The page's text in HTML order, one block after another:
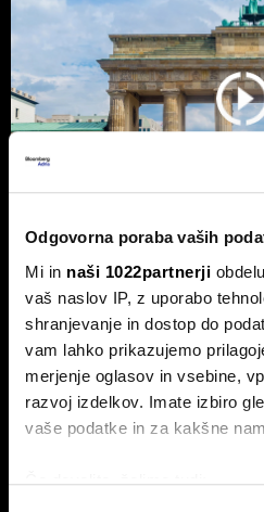
Odgovorna poraba vaših
Mi in naši 1022partnerji
vaš naslov IP, z uporabo
shranjevanje in dostop do
vam lahko prikazujemo
merjenje oglasov in vsebine,
razvoj izdelkov. Imate izbiro
vaše podatke in za kakšne
Če dovolite, želimo tudi:
Nemčija voli:
AfD in potop Merza
'slovenski scenarij'
Septembra v Saški-Anhalt,
Predpomorjanski deželne
Merzeve vlade.